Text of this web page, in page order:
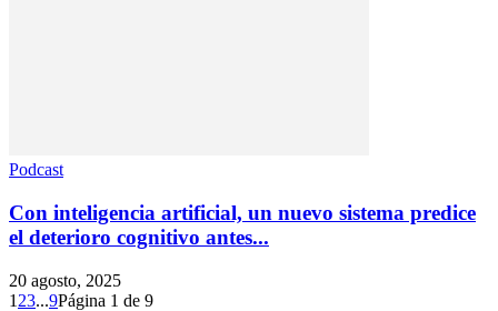
Podcast
Con inteligencia artificial, un nuevo sistema predice
el deterioro cognitivo antes...
20 agosto, 2025
1 23...9Página 1 de 9